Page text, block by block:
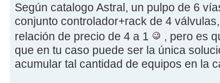
Según catalogo Astral, un pulpo de 6
conjunto controlador+rack de 4
relación de precio de 4 a 1
, pero es
que en tu caso puede ser la única
acumular tal cantidad de equipos en la